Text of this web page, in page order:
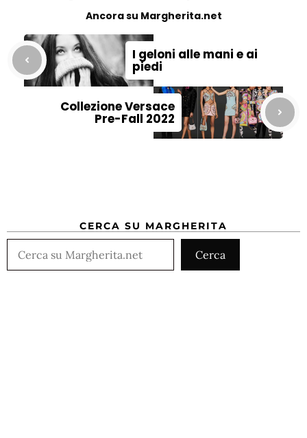
Ancora su Margherita.net
I geloni alle mani e ai
piedi
Collezione Versace
Pre-Fall 2022
CERCA SU MARGHERITA
Cerca